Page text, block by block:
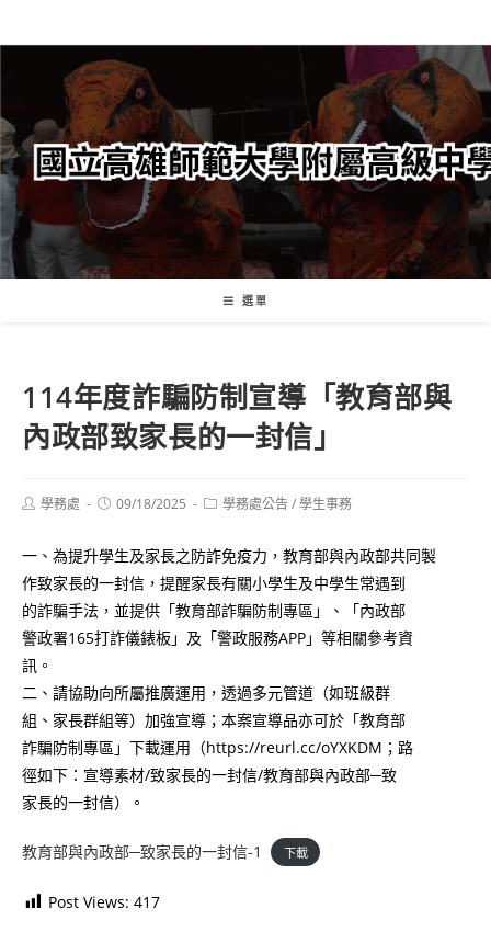
轉
要
內
容
選單
114年度詐騙防制宣導「教育部與
內政部致家長的一封信」
Post學務處
Post09/18/2025
Post學務處公告/學生事務
一、為提升學生及家長之防詐免疫力，教育部與內政部共同製
作致家長的一封信，提醒家長有關小學生及中學生常遇到
的詐騙手法，並提供「教育部詐騙防制專區」、「內政部
警政署165打詐儀錶板」及「警政服務APP」等相關參考資
訊。
二、請協助向所屬推廣運用，透過多元管道（如班級群
組、家長群組等）加強宣導；本案宣導品亦可於「教育部
詐騙防制專區」下載運用（https://reurl.cc/oYXKDM；路
徑如下：宣導素材/致家長的一封信/教育部與內政部─致
家長的一封信）。
教育部與內政部─致家長的一封信-1 下載
Post Views: 417